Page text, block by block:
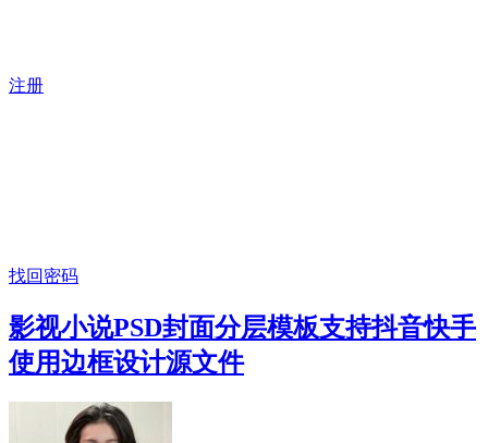
注册
找回密码
影视小说PSD封面分层模板支持抖音快手
使用边框设计源文件